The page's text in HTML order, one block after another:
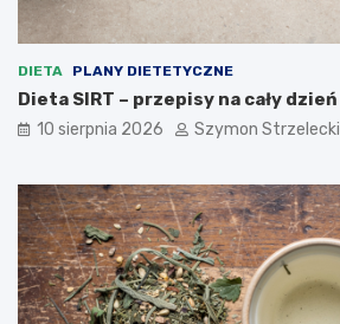
n
i
e
i
e
u
l
t
a
t
y
h
a
o
d
h
d
z
a
j
ą
–
c
DIETA PLANY DIETETYCZNE
Dieta SIRT – przepisy na cały dzień
10 sierpnia 2026 Szymon Strzelecki